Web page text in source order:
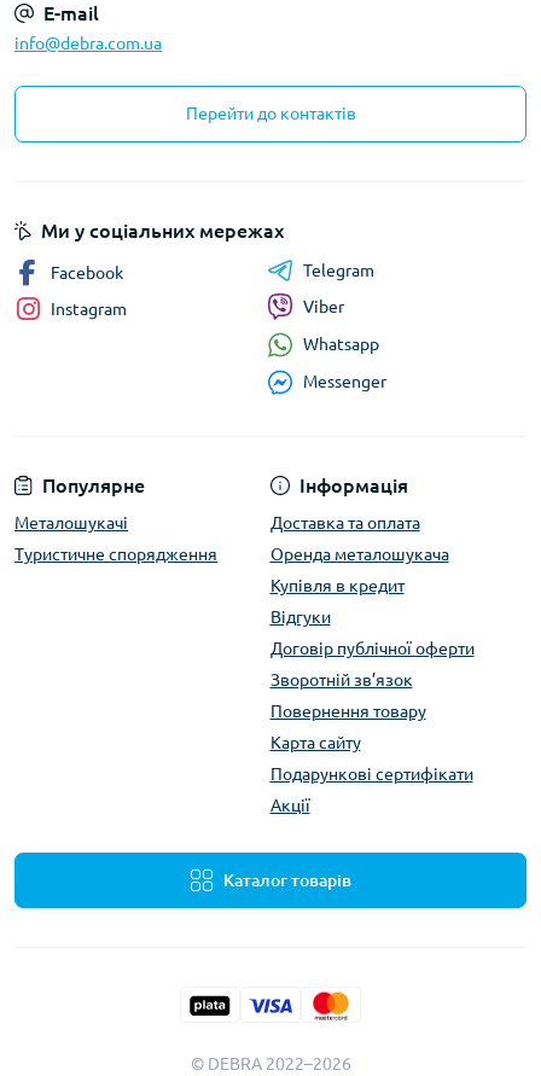
E-mail
info@debra.com.ua
Перейти до контактів
Популярне
Металошукачі
Туристичне спорядження
Інформація
Доставка та оплата
Оренда металошукача
Купівля в кредит
Відгуки
Договір публічної оферти
Зворотній зв’язок
Повернення товару
Карта сайту
Подарункові сертифікати
Акції
Каталог товарів
Ми у соціальних мережах
Facebook
Instagram
Telegram
Viber
Whatsapp
Messenger
© DEBRA 2022–2026